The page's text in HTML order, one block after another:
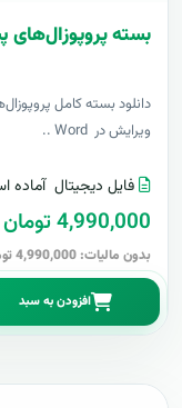
بسته پروپوزال‌های
دانلود بسته کامل
ویرایش در Word ..
فایل دیجیتال آماده
4,990,000 تومان
بدون مالیات: 4,990,000 تومان
افزودن به سبد